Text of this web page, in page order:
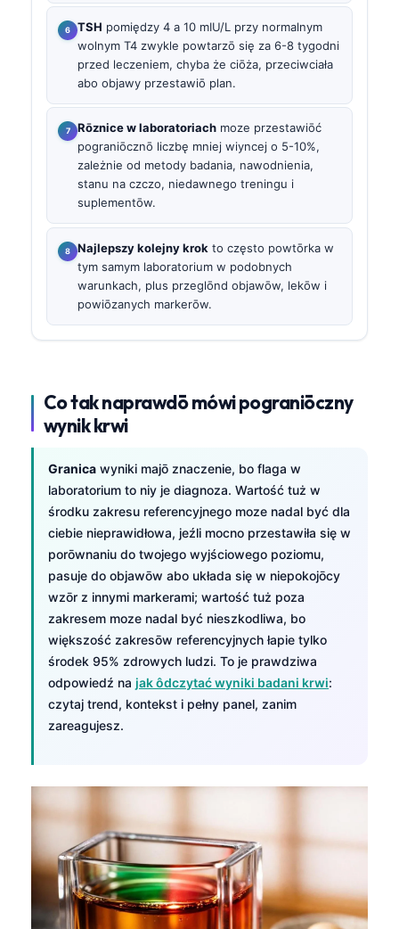
TSH pomiędzy 4 a 10 mIU/L przy normalnym
wolnym T4 zwykle powtarzō się za 6-8 tygodni
przed leczeniem, chyba że ciōża, przeciwciała
abo objawy przestawiō plan.
Rōznice w laboratoriach moze przestawiōć
pograniōcznō liczbę mniej wiyncej o 5-10%,
zależnie od metody badania, nawodnienia,
stanu na czczo, niedawnego treningu i
suplementōw.
Najlepszy kolejny krok to często powtōrka w
tym samym laboratorium w podobnych
warunkach, plus przeglōnd objawōw, lekōw i
powiōzanych markerōw.
Co tak naprawdō mówi pograniōczny
wynik krwi
Granica wyniki majō znaczenie, bo flaga w
laboratorium to niy je diagnoza. Wartość tuż w
środku zakresu referencyjnego moze nadal być dla
ciebie nieprawidłowa, jeźli mocno przestawiła się w
porōwnaniu do twojego wyjściowego poziomu,
pasuje do objawōw abo układa się w niepokojōcy
wzōr z innymi markerami; wartość tuż poza
zakresem moze nadal być nieszkodliwa, bo
większość zakresōw referencyjnych łapie tylko
środek 95% zdrowych ludzi. To je prawdziwa
odpowiedź na jak ôdczytać wyniki badani krwi:
czytaj trend, kontekst i pełny panel, zanim
zareagujesz.